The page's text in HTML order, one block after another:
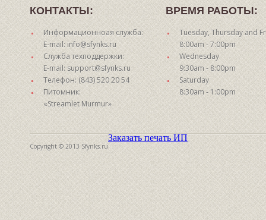
КОНТАКТЫ:
Информационноая служба:
E-mail: info@sfynks.ru
Служба техподдержки:
E-mail: support@sfynks.ru
Телефон: (843) 520 20 54
Питомник:
«Streamlet Murmur»
ВРЕМЯ РАБОТЫ:
Tuesday, Thursday and
8:00am - 7:00pm
Wednesday
9:30am - 8:00pm
Saturday
8:30am - 1:00pm
Copyright © 2013 Sfynks.ru
Заказать печать ИП